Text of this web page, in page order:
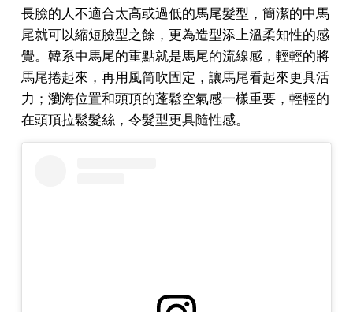
長臉的人不適合太高或過低的馬尾髮型，簡潔的中馬
尾就可以縮短臉型之餘，更為造型添上溫柔知性的感
覺。韓系中馬尾的重點就是馬尾的流線感，輕輕的將
馬尾捲起來，再用風筒吹固定，讓馬尾看起來更具活
力；瀏海位置和頭頂的蓬鬆空氣感一樣重要，輕輕的
在頭頂拉鬆髮絲，令髮型更具隨性感。